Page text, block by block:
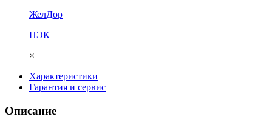
ЖелДор
ПЭК
×
Характеристики
Гарантия и сервис
Описание